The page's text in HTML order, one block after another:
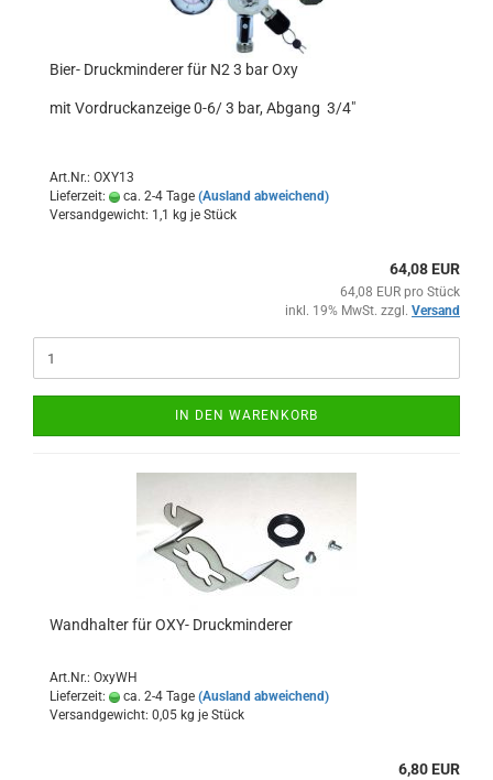
Bier- Druckminderer für N2 3 bar Oxy
mit Vordruckanzeige 0-6/ 3 bar, Abgang 3/4"
Art.Nr.: OXY13
Lieferzeit:
ca. 2-4 Tage (Ausland abweichend)
Versandgewicht: 1,1 kg je Stück
64,08 EUR
64,08 EUR pro Stück
inkl. 19% MwSt. zzgl. Versand
IN DEN WARENKORB
Wandhalter für OXY- Druckminderer
Art.Nr.: OxyWH
Lieferzeit:
ca. 2-4 Tage (Ausland abweichend)
Versandgewicht: 0,05 kg je Stück
6,80 EUR